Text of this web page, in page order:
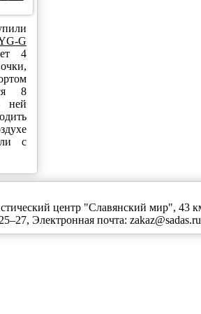
G
4
8
ней
с
центр "Славянский мир",
, Электронная почта: zakaz@sadas.ru